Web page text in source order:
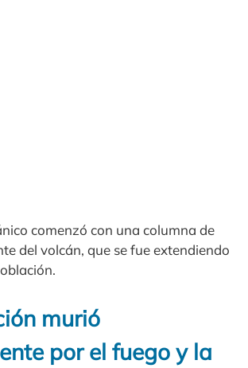
comenzó con una columna de
del volcán, que se fue extendiendo
murió
por el fuego y la